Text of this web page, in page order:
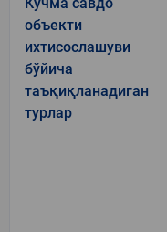
объекти
ихтисослашуви
бўйича
таъқиқланадиган
турлар